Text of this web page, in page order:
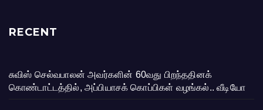
RECENT
சுவிஸ் செல்வபாலன் அவர்களின் 60வது பிறந்ததினக்
கொண்டாட்டத்தில், அப்பியாசக் கொப்பிகள் வழங்கல்.. வீடியோ